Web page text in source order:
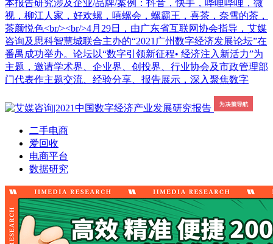
本报告研究涉及企业/品牌/案例：抖音，快手，哔哩哔哩，微
视，柳江人家，好欢螺，嘻螺会，螺霸王，喜茶，奈雪的茶，
茶颜悦色<br/><br/>4月29日，由广东省互联网协会指导，艾媒
咨询及思科智慧城联合主办的“2021广州数字经济发展论坛”在
番禺成功举办。论坛以“数字引领新征程• 经济注入新活力”为
主题，邀请学术界、企业界、创投界、行业协会及市政管理部
门代表作主题交流、经验分享、报告展示，深入聚焦数字
二手电商
爱回收
电商平台
数据研究